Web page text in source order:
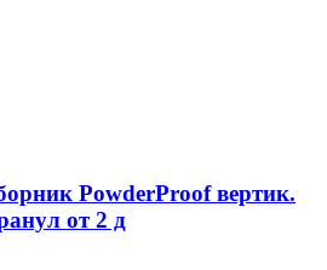
PowderProof вертик.
от 2 д